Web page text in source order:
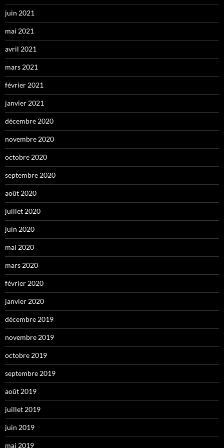
juin 2021
mai 2021
avril 2021
mars 2021
février 2021
janvier 2021
décembre 2020
novembre 2020
octobre 2020
septembre 2020
août 2020
juillet 2020
juin 2020
mai 2020
mars 2020
février 2020
janvier 2020
décembre 2019
novembre 2019
octobre 2019
septembre 2019
août 2019
juillet 2019
juin 2019
mai 2019